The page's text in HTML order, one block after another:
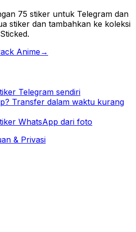
75 stiker untuk Telegram dan
stiker dan tambahkan ke koleksi
Anime→
Telegram sendiri
Transfer dalam waktu kurang
WhatsApp dari foto
& Privasi